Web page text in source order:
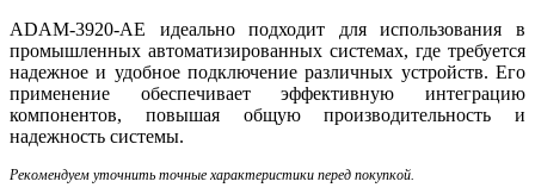
ADAM-3920-AE идеально подходит для использования в
промышленных автоматизированных системах, где требуется
надежное и удобное подключение различных устройств. Его
применение обеспечивает эффективную интеграцию
компонентов, повышая общую производительность и
надежность системы.
Рекомендуем уточнить точные характеристики перед покупкой.